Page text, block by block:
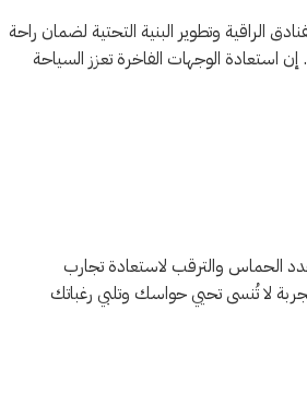
الراقية وتطوير البنية التحتية لضمان راحة
استعادة الوجهات الفاخرة تعزز السياحة
الحماس والترقب لاستعادة تجارب
لا تُنسى تحيي حواسك وتلبي رغباتك